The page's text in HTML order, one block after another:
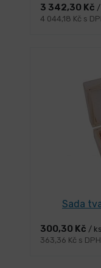
3 342,30 Kč /
4 044,18 Kč s
Sada
300,30 Kč / ks
363,36 Kč s DPH